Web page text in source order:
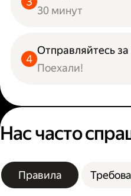
30 минут
Отправляйтесь
Поехали!
Нас часто
Правила